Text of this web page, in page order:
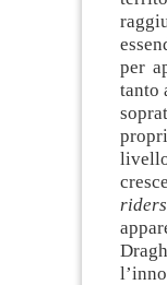
per
tanto
riders